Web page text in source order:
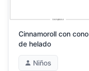
Cinnamoroll con cono
de helado
Niños